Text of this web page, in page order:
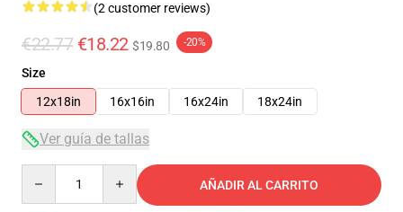
(2 customer reviews)
€22.77 €18.22 $19.80 -20%
Size
12x18in
16x16in 16x24in 18x24in
Ver guía de tallas
AÑADIR AL CARRITO